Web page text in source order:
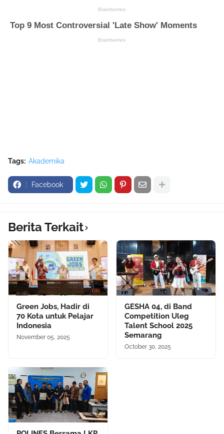
Tags: Akademika
Facebook
Berita Terkait
Green Jobs, Hadir di
70 Kota untuk Pelajar
Indonesia
November 05, 2025
GESHA 04, di Band
Competition Uleg
Talent School 2025
Semarang
October 30, 2025